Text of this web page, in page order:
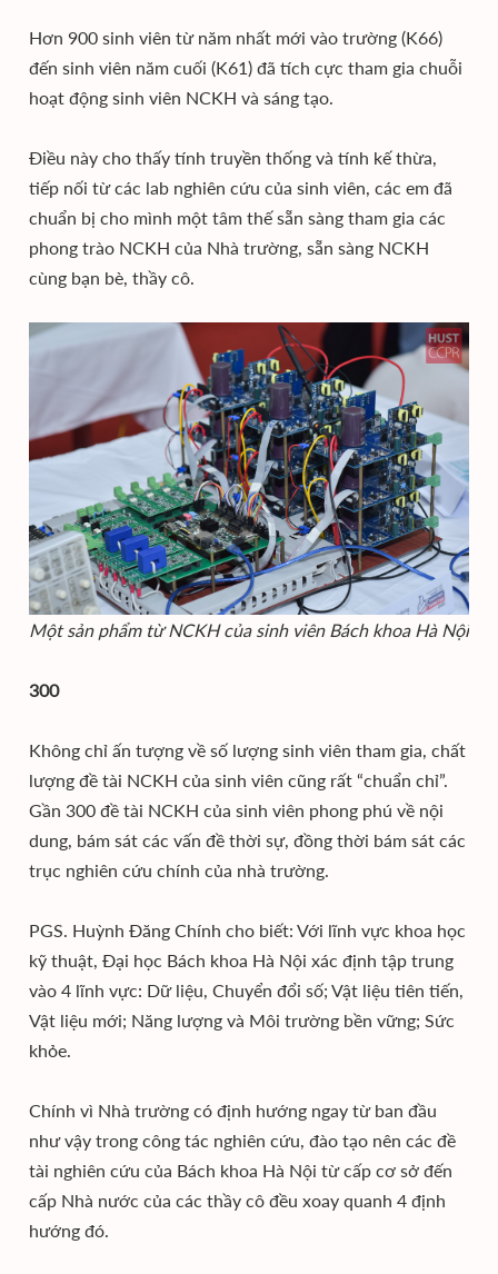
Hơn 900 sinh viên từ năm nhất mới vào trường (K66)
đến sinh viên năm cuối (K61) đã tích cực tham gia chuỗi
hoạt động sinh viên NCKH và sáng tạo.
Điều này cho thấy tính truyền thống và tính kế thừa,
tiếp nối từ các lab nghiên cứu của sinh viên, các em đã
chuẩn bị cho mình một tâm thế sẵn sàng tham gia các
phong trào NCKH của Nhà trường, sẵn sàng NCKH
cùng bạn bè, thầy cô.
Một sản phẩm từ NCKH của sinh viên Bách khoa Hà Nội
300
Không chỉ ấn tượng về số lượng sinh viên tham gia, chất
lượng đề tài NCKH của sinh viên cũng rất “chuẩn chỉ”.
Gần 300 đề tài NCKH của sinh viên phong phú về nội
dung, bám sát các vấn đề thời sự, đồng thời bám sát các
trục nghiên cứu chính của nhà trường.
PGS. Huỳnh Đăng Chính cho biết: Với lĩnh vực khoa học
kỹ thuật, Đại học Bách khoa Hà Nội xác định tập trung
vào 4 lĩnh vực: Dữ liệu, Chuyển đổi số; Vật liệu tiên tiến,
Vật liệu mới; Năng lượng và Môi trường bền vững; Sức
khỏe.
Chính vì Nhà trường có định hướng ngay từ ban đầu
như vậy trong công tác nghiên cứu, đào tạo nên các đề
tài nghiên cứu của Bách khoa Hà Nội từ cấp cơ sở đến
cấp Nhà nước của các thầy cô đều xoay quanh 4 định
hướng đó.